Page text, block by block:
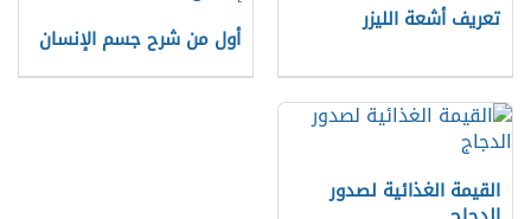
تعريف أشعة الليزر
أول من شرح جسم الإنسان
القيمة الغذائية لصدور